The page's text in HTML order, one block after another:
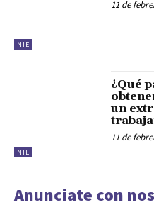
NIE
11 de
NIE
¿Qué
un
11 de
Anunciate con